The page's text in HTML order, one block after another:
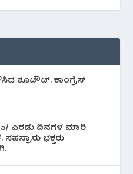
ಶೂಟೌಟ್‌. ಕಾಂಗ್ರೆಸ್
ಎರಡು ದಿನಗಳ ಮಾರಿ
ಭಕ್ತರು